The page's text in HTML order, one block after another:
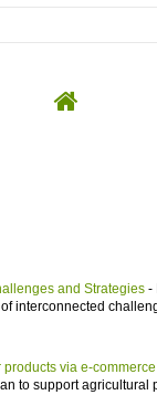
and Strategies -
interconnected
via e-commerce
to support agricultural